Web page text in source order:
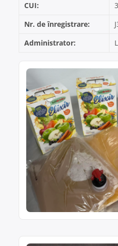
CUI:
Nr. de înregistrare:
Administrator: